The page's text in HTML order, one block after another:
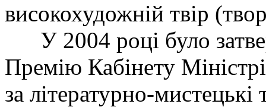
високохудожній твір
У 2004 році було
Премію Кабінету
за літературно-